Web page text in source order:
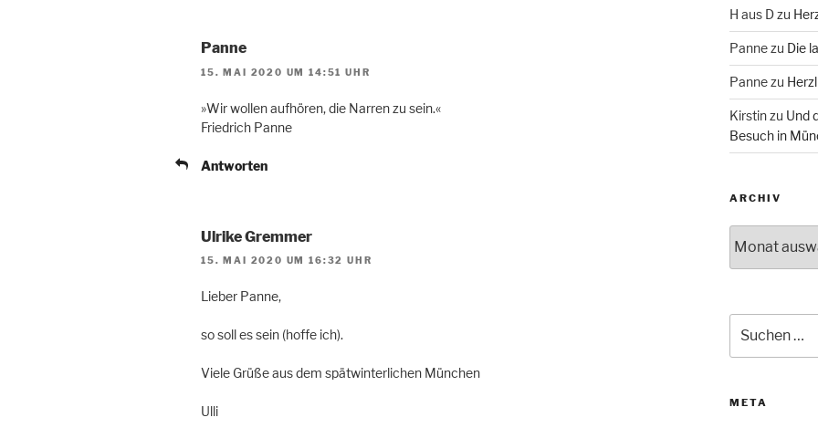
Panne
15. MAI 2020 UM 14:51 UHR
»Wir wollen aufhören, die Narren zu sein.«
Friedrich Panne
Antworten
Ulrike Gremmer
15. MAI 2020 UM 16:32 UHR
Lieber Panne,
so soll es sein (hoffe ich).
Viele Grüße aus dem spätwinterlichen München
Ulli
H aus Dzu
Pannezu Die
Pannezu
Kirstinzu Und
Besuch in
ARCHIV
nach:
META